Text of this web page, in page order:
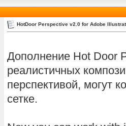
HotDoor Perspective v2.0 for Adobe
Дополнение Hot Door
реалистичных
перспективой, могут
сетке.